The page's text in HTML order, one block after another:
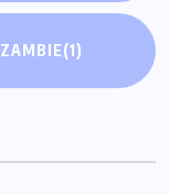
ZAMBIE(1)